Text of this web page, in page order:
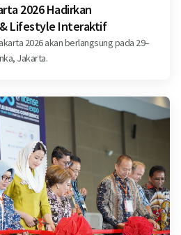
2026 Hadirkan
Lifestyle Interaktif
2026 akan berlangsung pada 29–
Jakarta.